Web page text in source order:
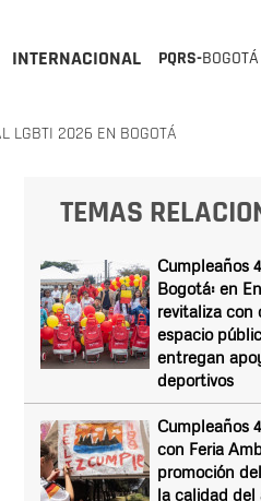
INTERNACIONAL PQRS-
LGBTI 2026 EN BOGOTÁ
TEMAS
Cumpleaños
Bogotá: en
revitaliza con
espacio
entregan
deportivos
Cumpleaños
con Feria
promoción
la calidad del